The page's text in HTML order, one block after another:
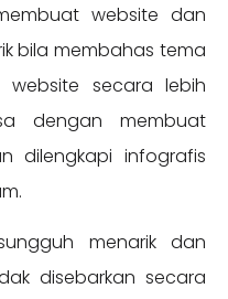
website dan
bila membahas tema
website secara lebih
dengan membuat
dilengkapi infografis
menarik dan
disebarkan secara